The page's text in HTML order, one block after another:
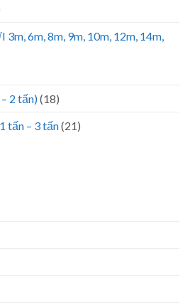
6m, 8m, 9m, 10m, 12m, 14m,
2 tấn)(18)
tấn – 3 tấn(21)